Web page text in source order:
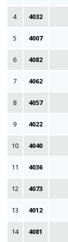
4 4032
5 4007
6 4082
7 4062
8 4057
9 4022
10 4040
11 4036
12 4073
13 4012
14 4081